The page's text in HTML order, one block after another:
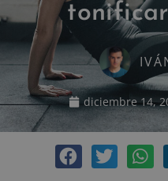
diciembre 14,